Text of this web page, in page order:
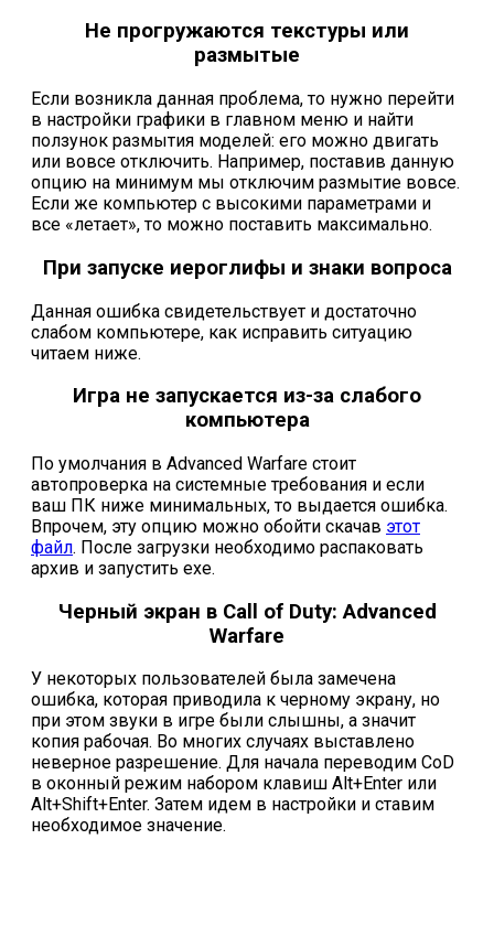
Не прогружаются текстуры или
размытые
Если возникла данная проблема, то нужно перейти
в настройки графики в главном меню и найти
ползунок размытия моделей: его можно двигать
или вовсе отключить. Например, поставив данную
опцию на минимум мы отключим размытие вовсе.
Если же компьютер с высокими параметрами и
все «летает», то можно поставить максимально.
При запуске иероглифы и знаки вопроса
Данная ошибка свидетельствует и достаточно
слабом компьютере, как исправить ситуацию
читаем ниже.
Игра не запускается из-за слабого
компьютера
По умолчания в Advanced Warfare стоит
автопроверка на системные требования и если
ваш ПК ниже минимальных, то выдается ошибка.
Впрочем, эту опцию можно обойти скачав этот
файл. После загрузки необходимо распаковать
архив и запустить exe.
Черный экран в Call of Duty: Advanced
Warfare
У некоторых пользователей была замечена
ошибка, которая приводила к черному экрану, но
при этом звуки в игре были слышны, а значит
копия рабочая. Во многих случаях выставлено
неверное разрешение. Для начала переводим CoD
в оконный режим набором клавиш Alt+Enter или
Alt+Shift+Enter. Затем идем в настройки и ставим
необходимое значение.